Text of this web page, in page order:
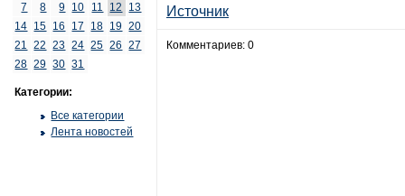
7
8 9 10 11 12
13
14 15 16 17 18 19 20
21
22 23 24 25 26
27
28 29 30 31
Категории:
Все категории
Лента новостей
Источник
Комментариев: 0